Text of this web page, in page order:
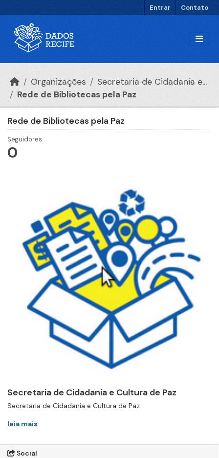
Entrar Contato
Organizações
Secretaria de Cidadania e...
Rede de Bibliotecas pela Paz
Rede de Bibliotecas pela Paz
Seguidores
0
Secretaria de Cidadania e Cultura de Paz
Secretaria de Cidadania e Cultura de Paz
leia mais
Social